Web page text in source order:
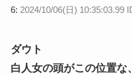
6: 2024/10/06(日) 10:35:03.99
ダウト
白人女の頭がこの位置